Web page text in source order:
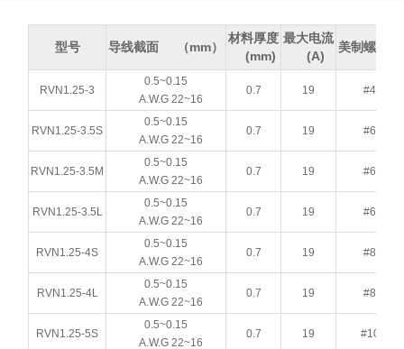
型号 导线截面 （mm）
材料厚度
(mm)
最大电流
(A)
美制螺栓号
RVN1.25-3
0.5~0.15
A.W.G 22~16
0.7 19 #4
RVN1.25-3.5S
0.5~0.15
A.W.G 22~16
0.7 19 #6
RVN1.25-3.5M
0.5~0.15
A.W.G 22~16
0.7 19 #6
RVN1.25-3.5L
0.5~0.15
A.W.G 22~16
0.7 19 #6
RVN1.25-4S
0.5~0.15
A.W.G 22~16
0.7 19 #8
RVN1.25-4L
0.5~0.15
A.W.G 22~16
0.7 19 #8
RVN1.25-5S
0.5~0.15
A.W.G 22~16
0.7 19 #10